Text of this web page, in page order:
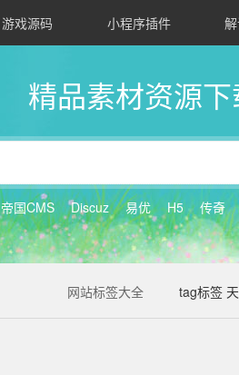
游戏源码 小程序插件
精品素材资源
帝国CMS Discuz 易优 H5 传奇
网站标签大全 tag标签